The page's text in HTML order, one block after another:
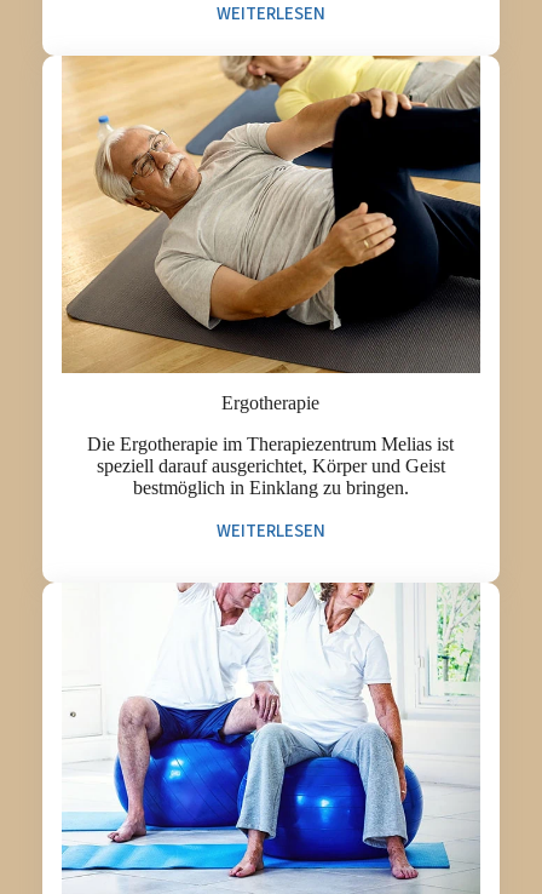
WEITERLESEN
Ergotherapie
Die Ergotherapie im Therapiezentrum Melias ist
speziell darauf ausgerichtet, Körper und Geist
bestmöglich in Einklang zu bringen.
WEITERLESEN